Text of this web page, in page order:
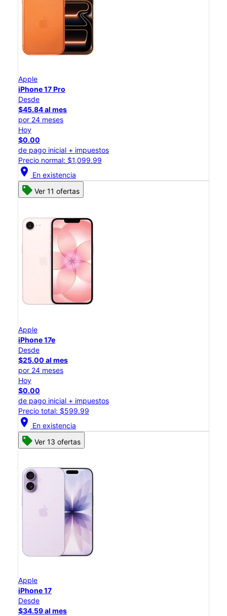
Apple
iPhone 17 Pro
Desde
$45.84 al mes
por 24 meses
Hoy
$0.00
de pago inicial + impuestos
Precio normal: $1,099.99
location_on En existencia
Ver 11 ofertas
Apple
iPhone 17e
Desde
$25.00 al mes
por 24 meses
Hoy
$0.00
de pago inicial + impuestos
Precio total: $599.99
location_on En existencia
Ver 13 ofertas
Apple
iPhone 17
Desde
$34.59 al mes